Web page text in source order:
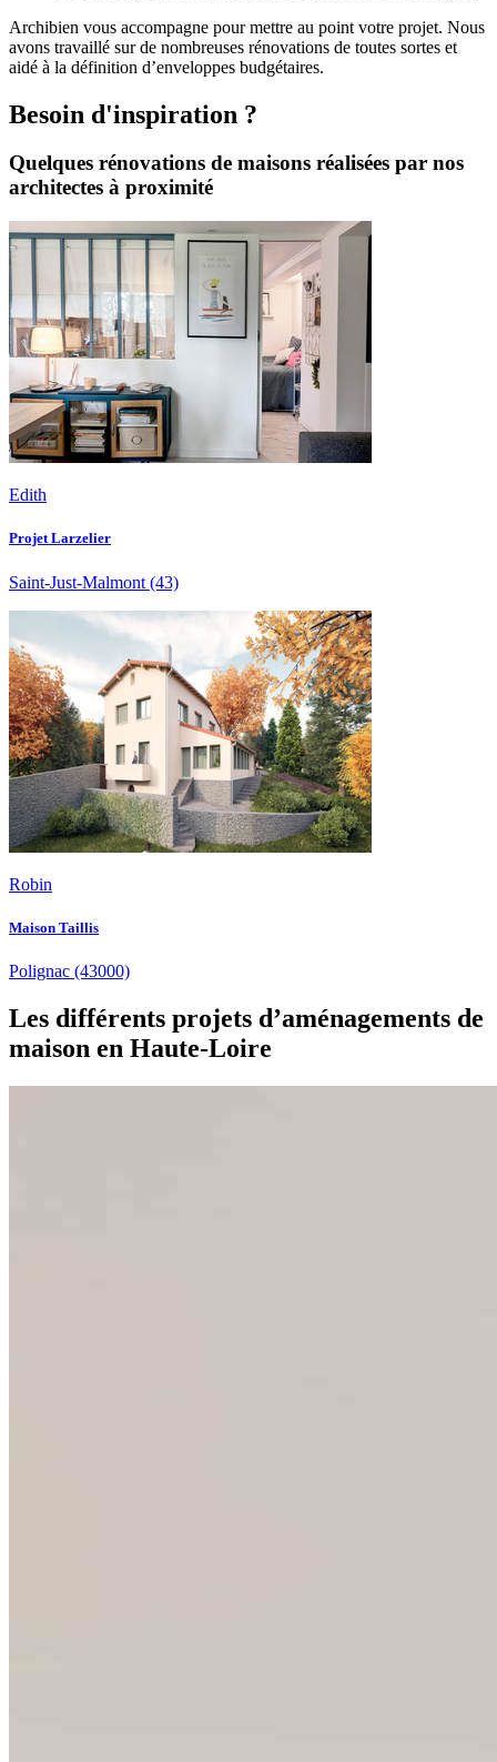
Archibien vous accompagne pour mettre au point votre projet. Nous
avons travaillé sur de nombreuses rénovations de toutes sortes et
aidé à la définition d’enveloppes budgétaires.
Besoin d'inspiration ?
Quelques rénovations de maisons réalisées par nos
architectes à proximité
Edith
Projet Larzelier
Saint-Just-Malmont (43)
Robin
Maison Taillis
Polignac (43000)
Les différents projets d’aménagements de
maison en Haute-Loire